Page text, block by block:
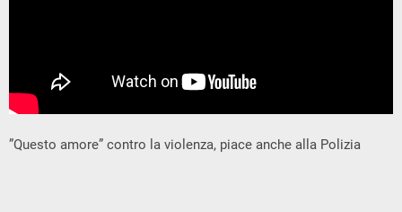
”Questo amore” contro la violenza, piace anche alla Polizia